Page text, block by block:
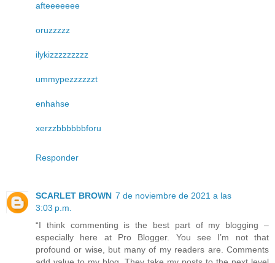
afteeeeeee
oruzzzzz
ilykizzzzzzzzz
ummypezzzzzzt
enhahse
xerzzbbbbbbforu
Responder
SCARLET BROWN 7 de noviembre de 2021 a las
3:03 p.m.
“I think commenting is the best part of my blogging –
especially here at Pro Blogger. You see I’m not that
profound or wise, but many of my readers are. Comments